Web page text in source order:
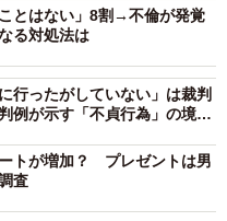
とはない」8割→不倫が発覚
る対処法は
行ったがしていない」は裁判
が示す「不貞行為」の境界
トが増加？ プレゼントは男
査